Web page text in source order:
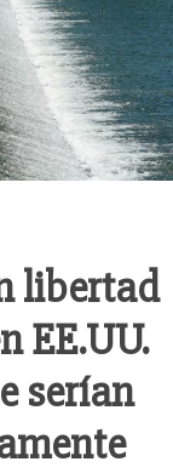
libertad
EE.UU.
serían